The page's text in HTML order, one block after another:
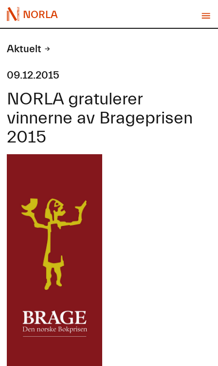
NORLA
Aktuelt
09.12.2015
NORLA gratulerer
vinnerne av Brageprisen
2015